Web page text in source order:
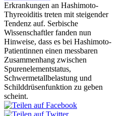
Erkrankungen an Hashimoto-
Thyreoiditis treten mit steigender
Tendenz auf. Serbische
Wissenschaftler fanden nun
Hinweise, dass es bei Hashimoto-
Patientinnen einen messbaren
Zusammenhang zwischen
Spurenelementstatus,
Schwermetallbelastung und
Schilddrüsenfunktion zu geben
scheint.